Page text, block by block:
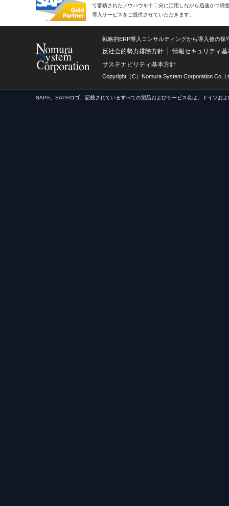
て蓄積されたノウハウを十二分に活用しながら迅速かつ緻
導入サービスをご提供させていただきます。
戦略的ERP導入コンサルティングから導入後の
反社会的勢力排除方針
情報セキュリティ基
サステナビリティ基本方針
Copyright（C）Nomura System Corporation Co,
SAP®、SAP®ロゴ、記載されているすべての製品およびサービス名は、ドイツお